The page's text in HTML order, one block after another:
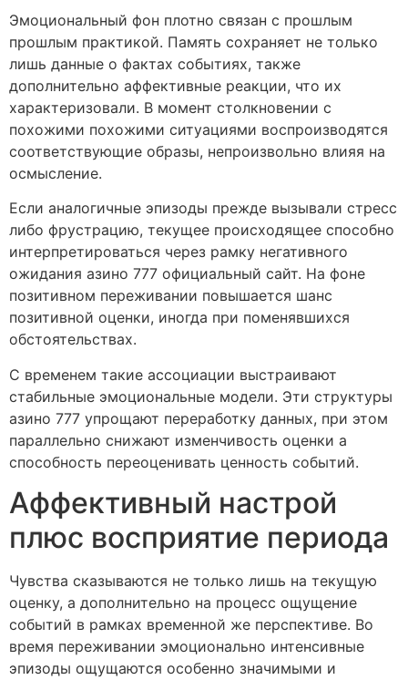
Эмоциональный фон плотно связан с прошлым
прошлым практикой. Память сохраняет не только
лишь данные о фактах событиях, также
дополнительно аффективные реакции, что их
характеризовали. В момент столкновении с
похожими похожими ситуациями воспроизводятся
соответствующие образы, непроизвольно влияя на
осмысление.
Если аналогичные эпизоды прежде вызывали стресс
либо фрустрацию, текущее происходящее способно
интерпретироваться через рамку негативного
ожидания азино 777 официальный сайт. На фоне
позитивном переживании повышается шанс
позитивной оценки, иногда при поменявшихся
обстоятельствах.
С временем такие ассоциации выстраивают
стабильные эмоциональные модели. Эти структуры
азино 777 упрощают переработку данных, при этом
параллельно снижают изменчивость оценки а
способность переоценивать ценность событий.
Аффективный настрой
плюс восприятие периода
Чувства сказываются не только лишь на текущую
оценку, а дополнительно на процесс ощущение
событий в рамках временной же перспективе. Во
время переживании эмоционально интенсивные
эпизоды ощущаются особенно значимыми и